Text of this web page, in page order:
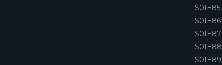
S01E85
S01E86
S01E87
S01E88
S01E89